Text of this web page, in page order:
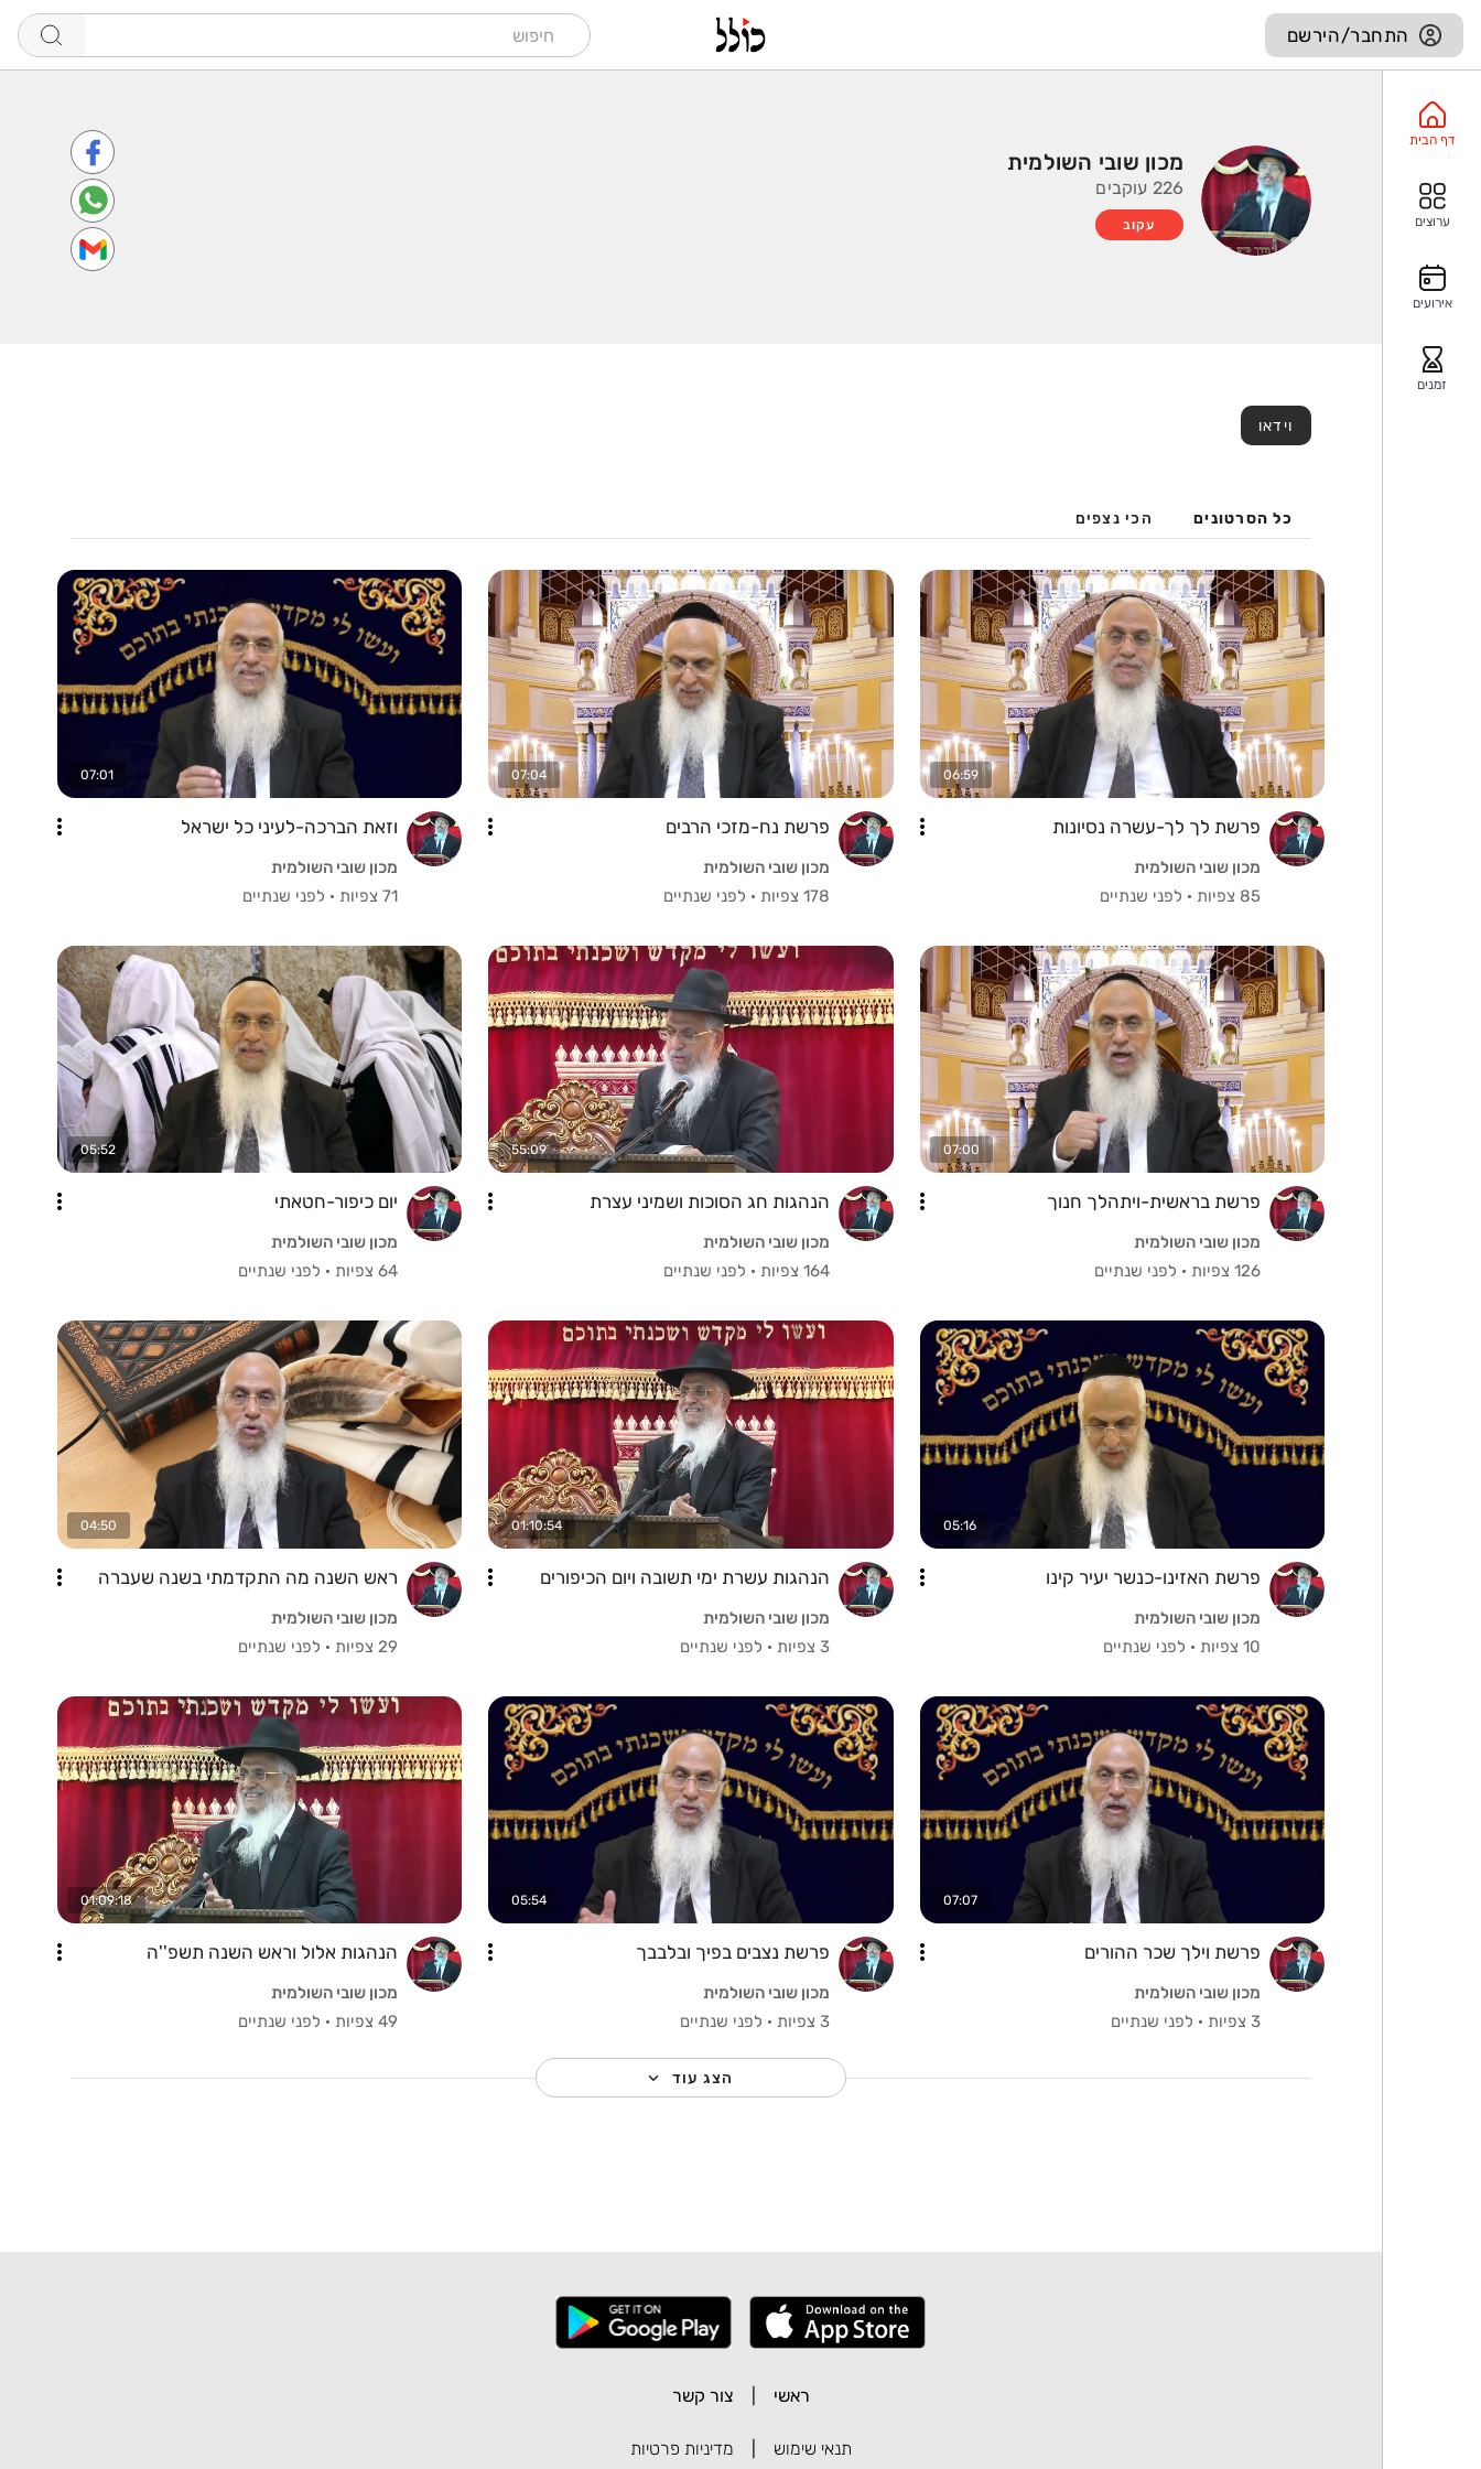
התחבר/הירשם
דף הבית
ערוצים
אירועים
זמנים
מכון שובי השולמית
226 עוקבים
עקוב
וידאו
כל הסרטונים הכי נצפים
06:59
פרשת לך לך-עשרה נסיונות
מכון שובי השולמית
85 צפיות
· לפני שנתיים
07:04
פרשת נח-מזכי הרבים
מכון שובי השולמית
178 צפיות
· לפני שנתיים
07:01
וזאת הברכה-לעיני כל ישראל
מכון שובי השולמית
71 צפיות
· לפני שנתיים
07:00
פרשת בראשית-ויתהלך חנוך
מכון שובי השולמית
126 צפיות
· לפני שנתיים
55:09
הנהגות חג הסוכות ושמיני עצרת
מכון שובי השולמית
164 צפיות
· לפני שנתיים
05:52
יום כיפור-חטאתי
מכון שובי השולמית
64 צפיות
· לפני שנתיים
05:16
פרשת האזינו-כנשר יעיר קינו
מכון שובי השולמית
10 צפיות
· לפני שנתיים
01:10:54
הנהגות עשרת ימי תשובה ויום הכיפורים
מכון שובי השולמית
3 צפיות
· לפני שנתיים
04:50
ראש השנה מה התקדמתי בשנה שעברה
מכון שובי השולמית
29 צפיות
· לפני שנתיים
07:07
פרשת וילך שכר ההורים
מכון שובי השולמית
3 צפיות
· לפני שנתיים
05:54
פרשת נצבים בפיך ובלבבך
מכון שובי השולמית
3 צפיות
· לפני שנתיים
01:09:18
הנהגות אלול וראש השנה תשפ''ה
מכון שובי השולמית
49 צפיות
· לפני שנתיים
הצג עוד
ראשי צור קשר
תנאי שימוש מדיניות פרטיות